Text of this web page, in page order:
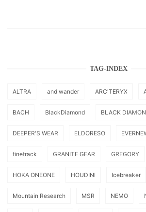
TAG-INDEX
ALTRA and wander ARC'TERYX
BACH BlackDiamond BLACK
DEEPER'S WEAR ELDORESO
finetrack GRANITE GEAR GREGORY
HOKA ONEONE HOUDINI Icebreaker
Mountain Research MSR NEMO